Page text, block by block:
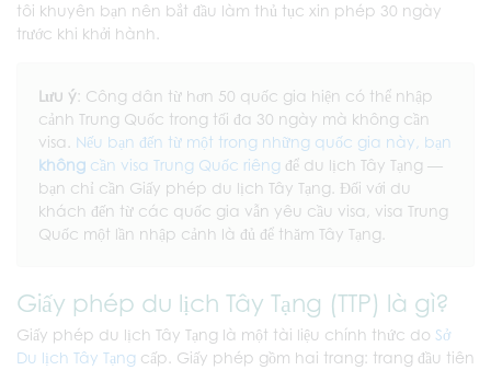
tôi khuyên bạn nên bắt đầu làm thủ tục xin phép 30 ngày
trước khi khởi hành.
Lưu ý: Công dân từ hơn 50 quốc gia hiện có thể nhập
cảnh Trung Quốc trong tối đa 30 ngày mà không cần
visa. Nếu bạn đến từ một trong những quốc gia này, bạn
không cần visa Trung Quốc riêng để du lịch Tây Tạng —
bạn chỉ cần Giấy phép du lịch Tây Tạng. Đối với du
khách đến từ các quốc gia vẫn yêu cầu visa, visa Trung
Quốc một lần nhập cảnh là đủ để thăm Tây Tạng.
Giấy phép du lịch Tây Tạng (TTP) là gì?
Giấy phép du lịch Tây Tạng là một tài liệu chính thức do Sở
Du lịch Tây Tạng cấp. Giấy phép gồm hai trang: trang đầu tiên